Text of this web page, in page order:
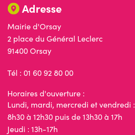
Adresse
Mairie d'Orsay
2 place du Général Leclerc
91400 Orsay
Tél : 01 60 92 80 00
Horaires d'ouverture :
Lundi, mardi, mercredi et vendredi :
8h30 à 12h30 puis de 13h30 à 17h
Jeudi : 13h-17h